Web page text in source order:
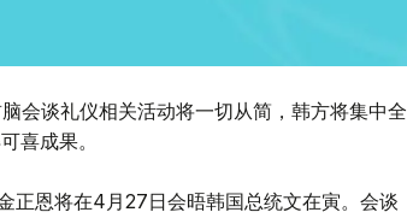
会谈礼仪相关活动将一切从简，韩方将集中全
喜成果。
正恩将在4月27日会晤韩国总统文在寅。会谈